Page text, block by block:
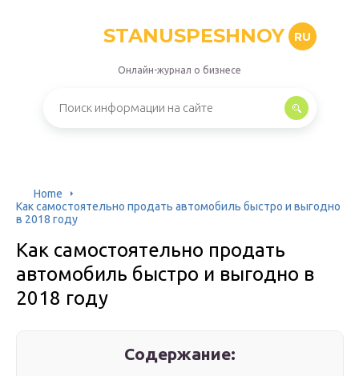
STANUSPESHNOY RU
Онлайн-журнал о бизнесе
Home
Как самостоятельно продать автомобиль быстро и выгодно
в 2018 году
Как самостоятельно продать
автомобиль быстро и выгодно в
2018 году
Содержание: